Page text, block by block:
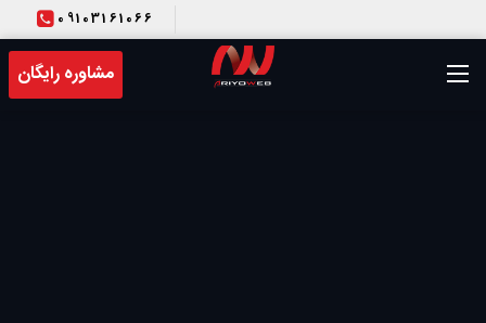
مشاوره رایگان
T 09103161066